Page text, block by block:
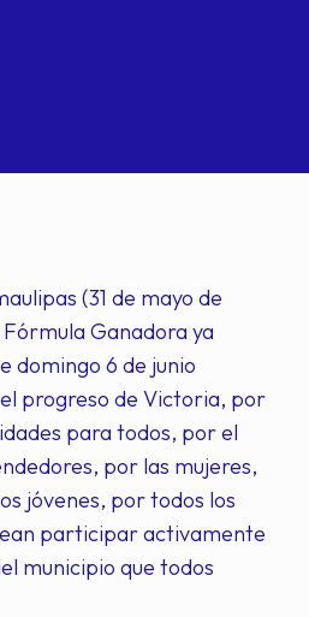
(31 de mayo de
Ganadora ya
domingo 6 de junio
progreso de Victoria, por
para todos, por el
por las mujeres,
jóvenes, por todos los
participar activamente
municipio que todos